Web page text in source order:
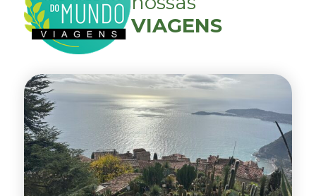
VIAGENS